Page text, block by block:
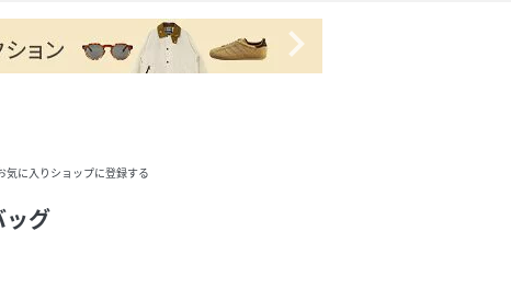
navigate_next
気に入りショップに登録する
ッグ